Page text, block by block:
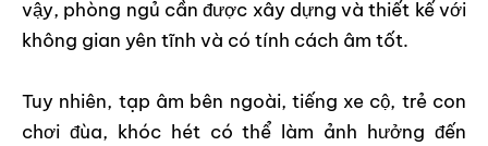
vậy, phòng ngủ cần được xây dựng và thiết kế với
không gian yên tĩnh và có tính cách âm tốt.
Tuy nhiên, tạp âm bên ngoài, tiếng xe cộ, trẻ con
chơi đùa, khóc hét có thể làm ảnh hưởng đến